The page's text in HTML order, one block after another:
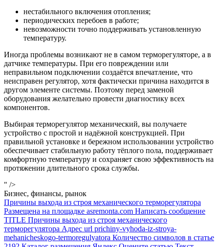
нестабильного включения отопления;
периодических перебоев в работе;
невозможности точно поддерживать установленную
температуру.
Иногда проблемы возникают не в самом терморегуляторе, а в
датчике температуры. При его повреждении или
неправильном подключении создаётся впечатление, что
неисправен регулятор, хотя фактически причина находится в
другом элементе системы. Поэтому перед заменой
оборудования желательно провести диагностику всех
компонентов.
Выбирая терморегулятор механический, вы получаете
устройство с простой и надёжной конструкцией. При
правильной установке и бережном использовании устройство
обеспечивает стабильную работу тёплого пола, поддерживает
комфортную температуру и сохраняет свою эффективность на
протяжении длительного срока службы.
" />
Бизнес, финансы, рынок
Причины выхода из строя механического терморегулятора
Размещена на площадке asremonta.com Написать сообщение
TITLE Причины выхода из строя механического
терморегулятора Адрес url prichiny-vyhoda-iz-stroya-
mehanicheskogo-termoregulyatora Количество символов в статье